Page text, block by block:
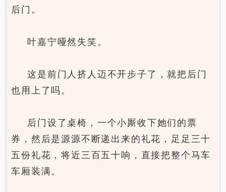
后门。
叶嘉宁哑然失笑。
这是前门人挤人迈不开步子了，就把后门
也用上了吗。
后门设了桌椅，一个小厮收下她们的票
券，然后是源源不断递出来的礼花，足足三十
五份礼花，将近三百五十响，直接把整个马车
车厢装满。